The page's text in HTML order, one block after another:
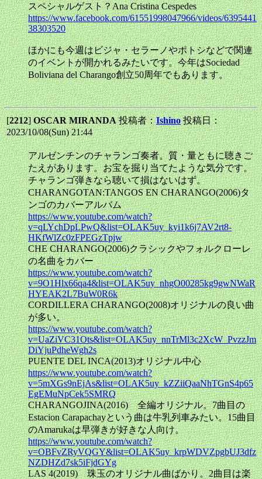
スペシャルゲスト？Ana Cristina Cespedes
https://www.facebook.com/61551998047966/videos/6395441
38303520
ほかにも今週はビジャ・セラーノやポトシなどで関連
のイベントが開かれるみたいです。今年はSociedad
Boliviana del Charango創立50周年でもあります。
[2212]OSCAR MIRANDA投稿者：Ishino 投稿日：
2023/10/08(Sun) 21:44
アルゼンチンのチャランゴ奏者。質・量ともに聴きご
たえがあります。お宝を掘り当てたような気分です。
チャランゴ弾きなら聴いて損はないはず。
CHARANGOTAN:TANGOS EN CHARANGO(2006)タ
ンゴのカバーアルバム
https://www.youtube.com/watch?
v=qLYchDpLPwQ&list=OLAK5uy_kyi1k6j7AV2rt8-
HKfWlZc0zFPEGzTpjw
CHE CHARANGO(2006)クラシックやフォルクローレ
の名曲をカバー
https://www.youtube.com/watch?
v=9O1Hlx66qa4&list=OLAK5uy_nhgO00285kg9gwNWaR
HYEAK2L7BuW0R6k
CORDILLERA CHARANGO(2008)オリジナルの良い曲
が多い。
https://www.youtube.com/watch?
v=UaZiVC31Ots&list=OLAK5uy_nnTrMl3c2XcW_PvzzJm
DiYjuPdheWgh2s
PUENTE DEL INCA(2013)オリジナル中心
https://www.youtube.com/watch?
v=5mXGs9nEjAs&list=OLAK5uy_kZZiiQaaNhTGnS4p65
EgEMuNpCek5SMRQ
CHARANGOJINA(2016) 全編オリジナル。7曲目の
Estacion Carapachayという曲は牛乳列車みたい。15曲目
のAmarukaは早弾きが好きな人向け。
https://www.youtube.com/watch?
v=OBFvZRyVQGY&list=OLAK5uy_krpWDVZpgbUJ3dfz
NZDHZd7sk5iFjdGYg
LAS 4(2019) 珠玉のオリジナル曲ばかり。2曲目は楽